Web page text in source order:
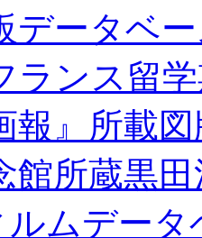
データベ
ランス留
報』所載
館所蔵黒
ムデータ